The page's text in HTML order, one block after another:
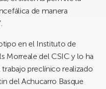
de manera
en el Instituto de
Morreale del CSIC y lo ha
trabajo preclínico realizado
del Achucarro Basque